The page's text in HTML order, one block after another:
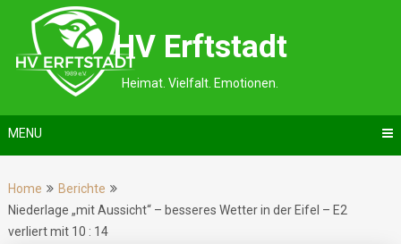
content
HV Erftstadt
Heimat. Vielfalt. Emotionen.
MENU
Home
Berichte
Niederlage „mit Aussicht“ – besseres Wetter in der Eifel – E2
verliert mit 10 : 14